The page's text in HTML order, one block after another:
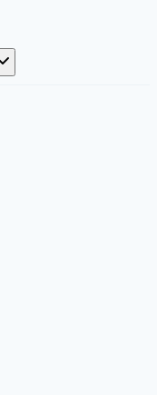
Toggle